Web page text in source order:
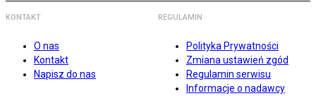
KONTAKT
O nas
Kontakt
Napisz do nas
REGULAMIN
Polityka Prywatności
Zmiana ustawień zgód
Regulamin serwisu
Informacje o nadawcy